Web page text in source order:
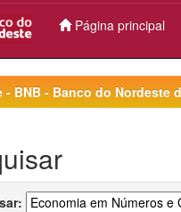
Página principal
- BNB - Banco do Nordeste